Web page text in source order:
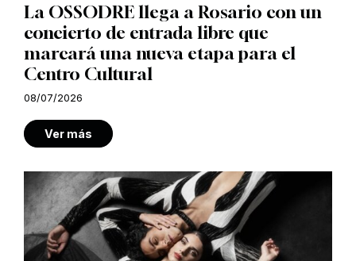
La OSSODRE llega a Rosario con un
concierto de entrada libre que
marcará una nueva etapa para el
Centro Cultural
08/07/2026
Ver más